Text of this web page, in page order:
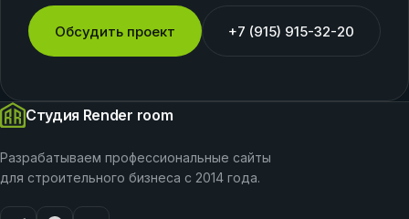
Обсудить проект +7 (915) 915-32-20
Студия Render room
Разрабатываем профессиональные сайты
для строительного бизнеса с 2014 года.